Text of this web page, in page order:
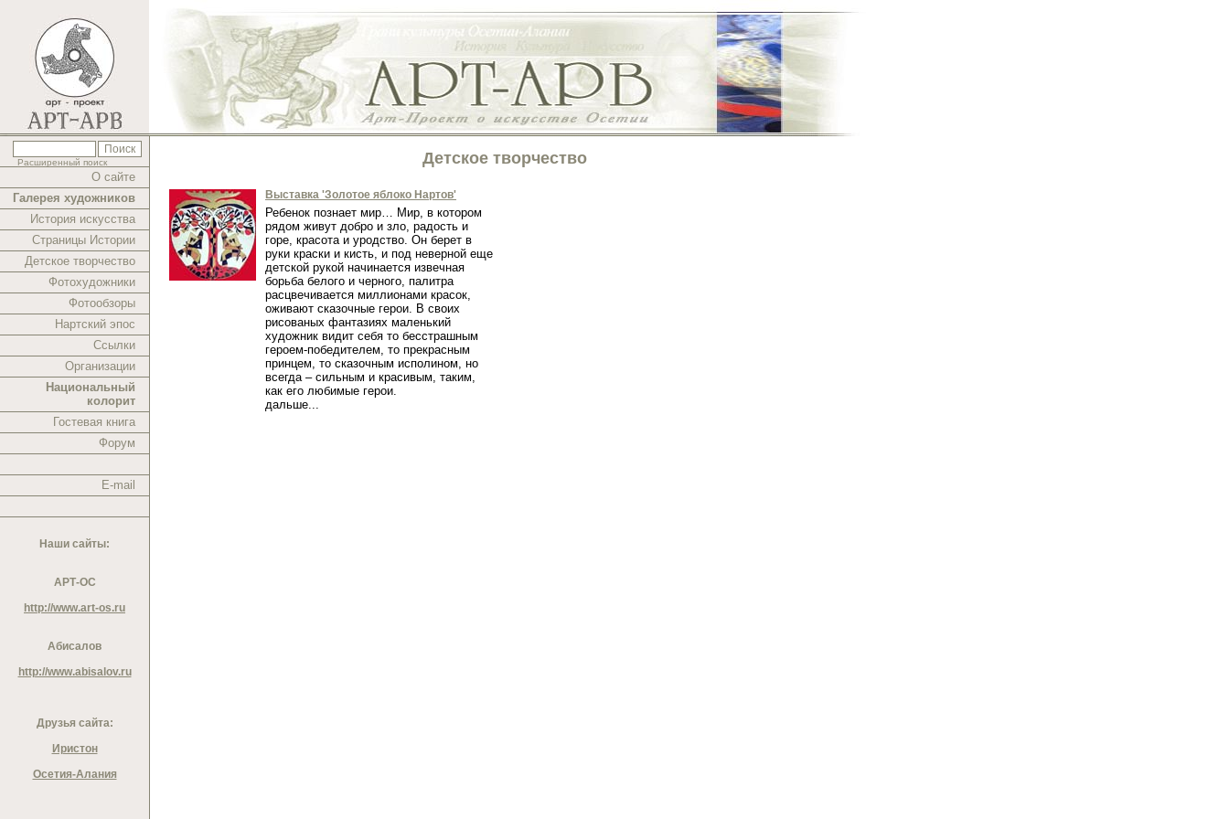
Расширенный поиск
О сайте
Галерея художников
История искусства
Страницы Истории
Детское творчество
Фотохудожники
Фотообзоры
Нартский эпос
Ссылки
Организации
Национальный
колорит
Гостевая книга
Форум
E-mail
Наши сайты:
АРТ-ОС
http://www.art-os.ru
Абисалов
http://www.abisalov.ru
Друзья сайта:
Иристон
Осетия-Алания
Детское творчество
Выставка 'Золотое яблоко Нартов'
Ребенок познает мир… Мир, в котором
рядом живут добро и зло, радость и
горе, красота и уродство. Он берет в
руки краски и кисть, и под неверной еще
детской рукой начинается извечная
борьба белого и черного, палитра
расцвечивается миллионами красок,
оживают сказочные герои. В своих
рисованых фантазиях маленький
художник видит себя то бесстрашным
героем-победителем, то прекрасным
принцем, то сказочным исполином, но
всегда – сильным и красивым, таким,
как его любимые герои.
дальше...